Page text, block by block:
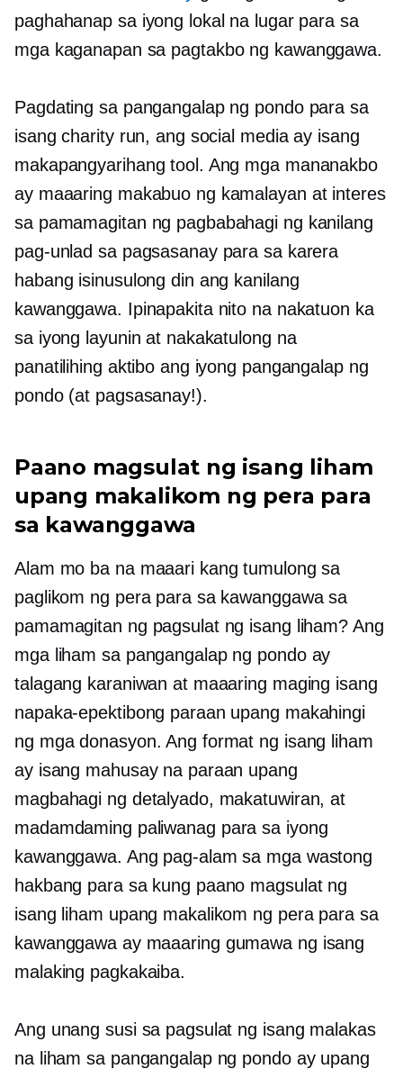
paghahanap sa iyong lokal na lugar para sa
mga kaganapan sa pagtakbo ng kawanggawa.
Pagdating sa pangangalap ng pondo para sa
isang charity run, ang social media ay isang
makapangyarihang tool. Ang mga mananakbo
ay maaaring makabuo ng kamalayan at interes
sa pamamagitan ng pagbabahagi ng kanilang
pag-unlad sa pagsasanay para sa karera
habang isinusulong din ang kanilang
kawanggawa. Ipinapakita nito na nakatuon ka
sa iyong layunin at nakakatulong na
panatilihing aktibo ang iyong pangangalap ng
pondo (at pagsasanay!).
Paano magsulat ng isang liham
upang makalikom ng pera para
sa kawanggawa
Alam mo ba na maaari kang tumulong sa
paglikom ng pera para sa kawanggawa sa
pamamagitan ng pagsulat ng isang liham? Ang
mga liham sa pangangalap ng pondo ay
talagang karaniwan at maaaring maging isang
napaka-epektibong paraan upang makahingi
ng mga donasyon. Ang format ng isang liham
ay isang mahusay na paraan upang
magbahagi ng detalyado, makatuwiran, at
madamdaming paliwanag para sa iyong
kawanggawa. Ang pag-alam sa mga wastong
hakbang para sa kung paano magsulat ng
isang liham upang makalikom ng pera para sa
kawanggawa ay maaaring gumawa ng isang
malaking pagkakaiba.
Ang unang susi sa pagsulat ng isang malakas
na liham sa pangangalap ng pondo ay upang